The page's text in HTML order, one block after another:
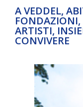
A VEDDEL,
FONDAZIONI,
ARTISTI,
CONVIVERE